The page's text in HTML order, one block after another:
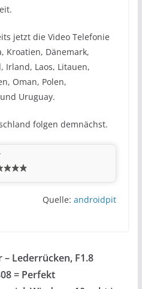
jetzt die Video Telefonie
Kroatien, Dänemark,
Irland, Laos, Litauen,
Oman, Polen,
Uruguay.
folgen demnächst.
Quelle:androidpit
Lederrücken, F1.8
= Perfekt